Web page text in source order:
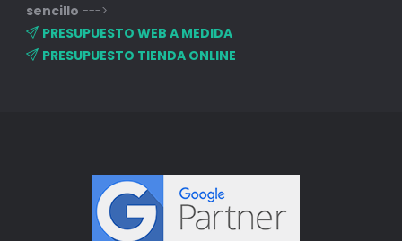
sencillo --->
PRESUPUESTO WEB A MEDIDA
PRESUPUESTO TIENDA ONLINE